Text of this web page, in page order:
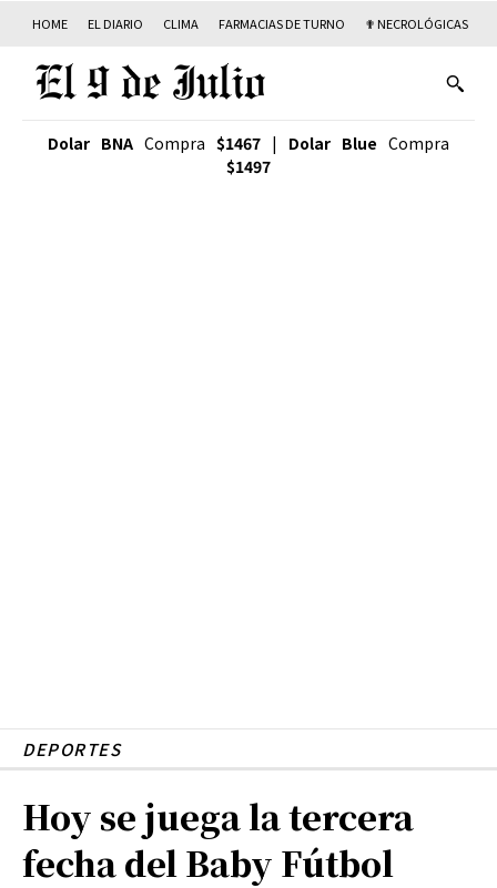
HOME EL DIARIO CLIMA FARMACIAS DE TURNO ✟ NECROLÓGICAS
Dolar BNA Compra $1467 | Dolar Blue Compra
$1497
DEPORTES
Hoy se juega la tercera
fecha del Baby Fútbol